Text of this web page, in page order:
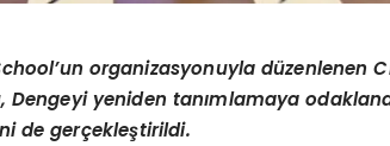
organizasyonuyla düzenlenen
yeniden tanımlamaya
de gerçekleştirildi.